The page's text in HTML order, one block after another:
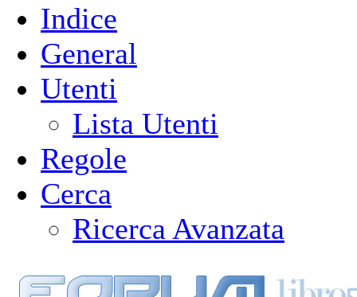
Indice
General
Utenti
Lista Utenti
Regole
Cerca
Ricerca Avanzata